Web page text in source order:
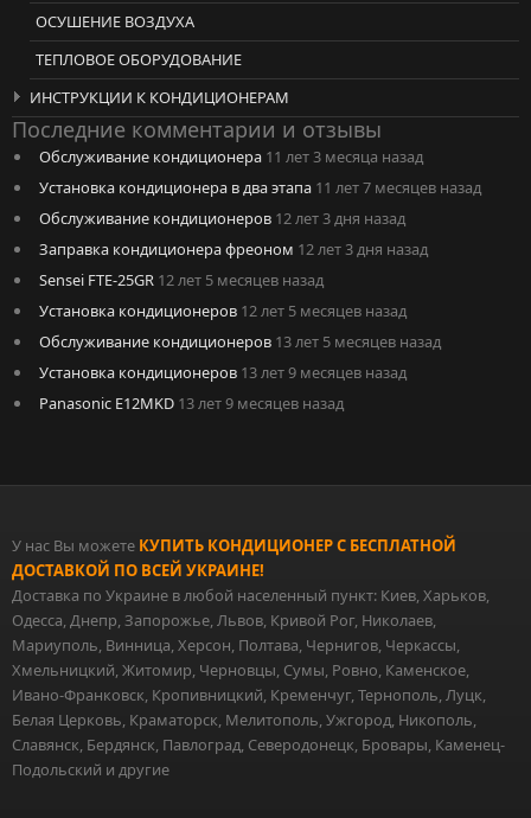
ОСУШЕНИЕ ВОЗДУХА
ТЕПЛОВОЕ ОБОРУДОВАНИЕ
ИНСТРУКЦИИ К КОНДИЦИОНЕРАМ
Последние комментарии и отзывы
Обслуживание кондиционера 11 лет 3 месяца назад
Установка кондиционера в два этапа 11 лет 7 месяцев назад
Обслуживание кондиционеров 12 лет 3 дня назад
Заправка кондиционера фреоном 12 лет 3 дня назад
Sensei FTE-25GR 12 лет 5 месяцев назад
Установка кондиционеров 12 лет 5 месяцев назад
Обслуживание кондиционеров 13 лет 5 месяцев назад
Установка кондиционеров 13 лет 9 месяцев назад
Panasonic E12MKD 13 лет 9 месяцев назад
У нас Вы можете КУПИТЬ КОНДИЦИОНЕР С БЕСПЛАТНОЙ
ДОСТАВКОЙ ПО ВСЕЙ УКРАИНЕ!
Доставка по Украине в любой населенный пункт: Киев, Харьков,
Одесса, Днепр, Запорожье, Львов, Кривой Рог, Николаев,
Мариуполь, Винница, Херсон, Полтава, Чернигов, Черкассы,
Хмельницкий, Житомир, Черновцы, Сумы, Ровно, Каменское,
Ивано-Франковск, Кропивницкий, Кременчуг, Тернополь, Луцк,
Белая Церковь, Краматорск, Мелитополь, Ужгород, Никополь,
Славянск, Бердянск, Павлоград, Северодонецк, Бровары, Каменец-
Подольский и другие